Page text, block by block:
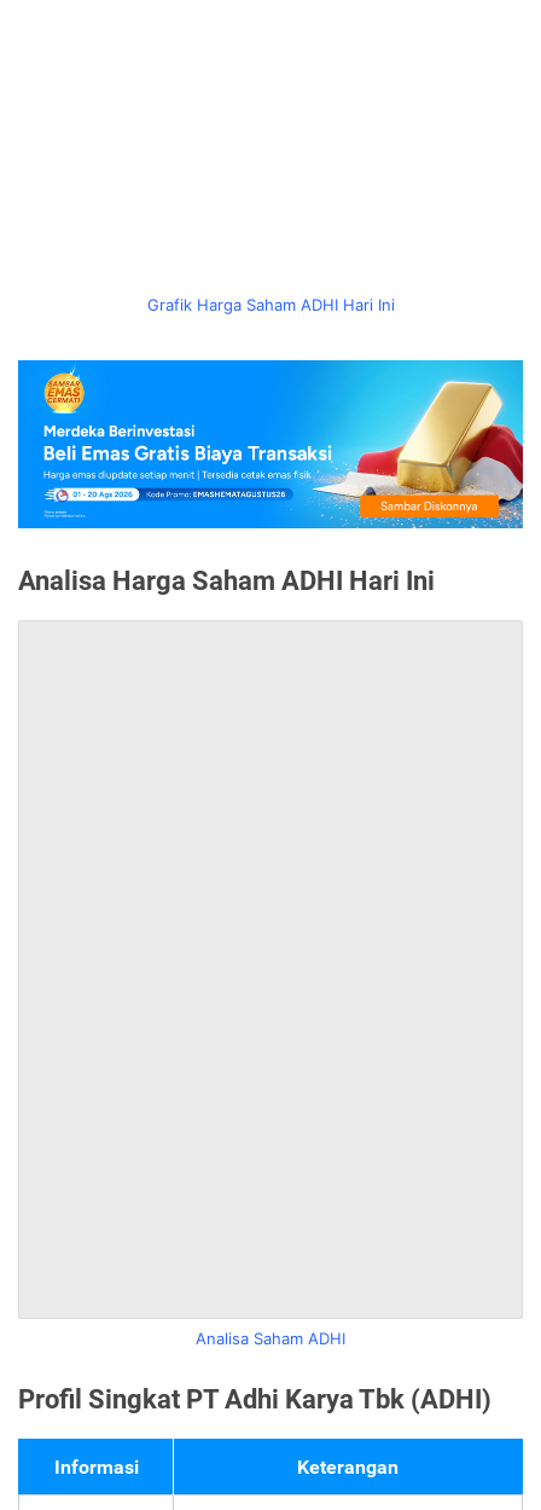
Grafik Harga Saham ADHI Hari Ini
Analisa Harga Saham ADHI Hari Ini
Analisa Saham ADHI
Profil Singkat PT Adhi Karya Tbk (ADHI)
Informasi Keterangan